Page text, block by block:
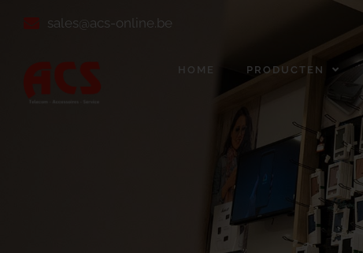
sales@acs-online.be
HOME PRODUCTEN